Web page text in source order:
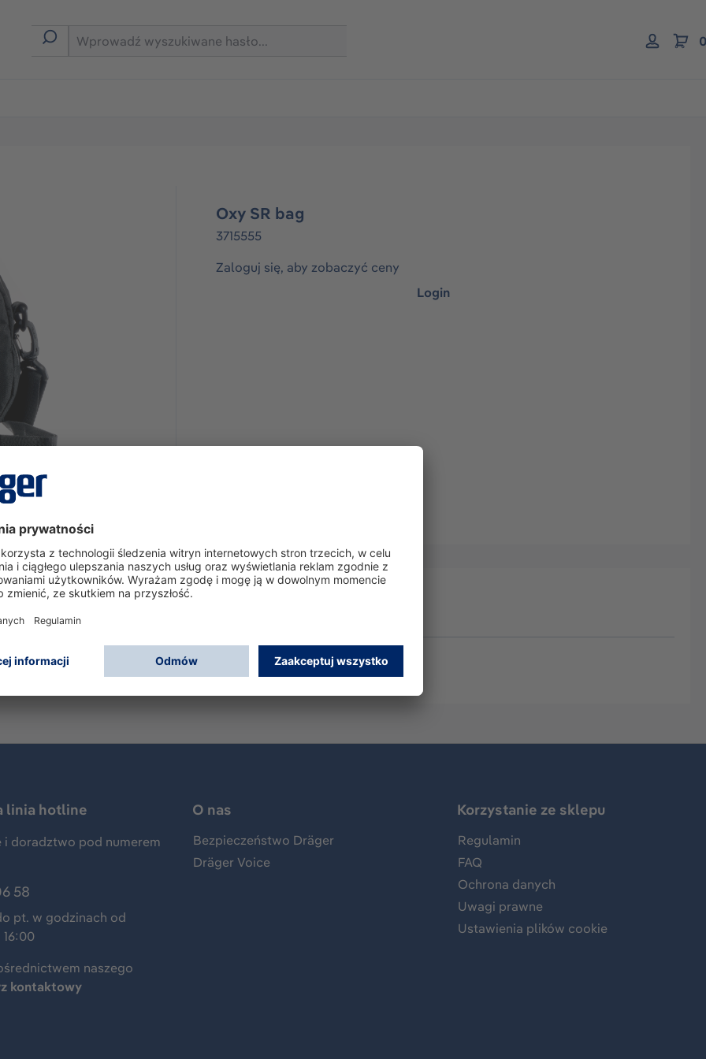
Oxy SR bag
3715555
Zaloguj się, aby zobaczyć ceny
Login
linia hotline
i doradztwo pod numerem
58
pt. w godzinach od
naszego
kontaktowy
O nas
Bezpieczeństwo Dräger
Dräger Voice
Korzystanie ze sklepu
Regulamin
FAQ
Ochrona danych
Uwagi prawne
Ustawienia plików cookie